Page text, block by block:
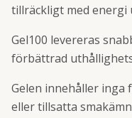
tillräckligt med
Gel100 levereras
förbättrad
Gelen innehåller inga
eller tillsatta